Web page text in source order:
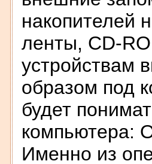
накопителей
ленты, CD-
устройствам
образом под
будет
компьютера:
Именно из